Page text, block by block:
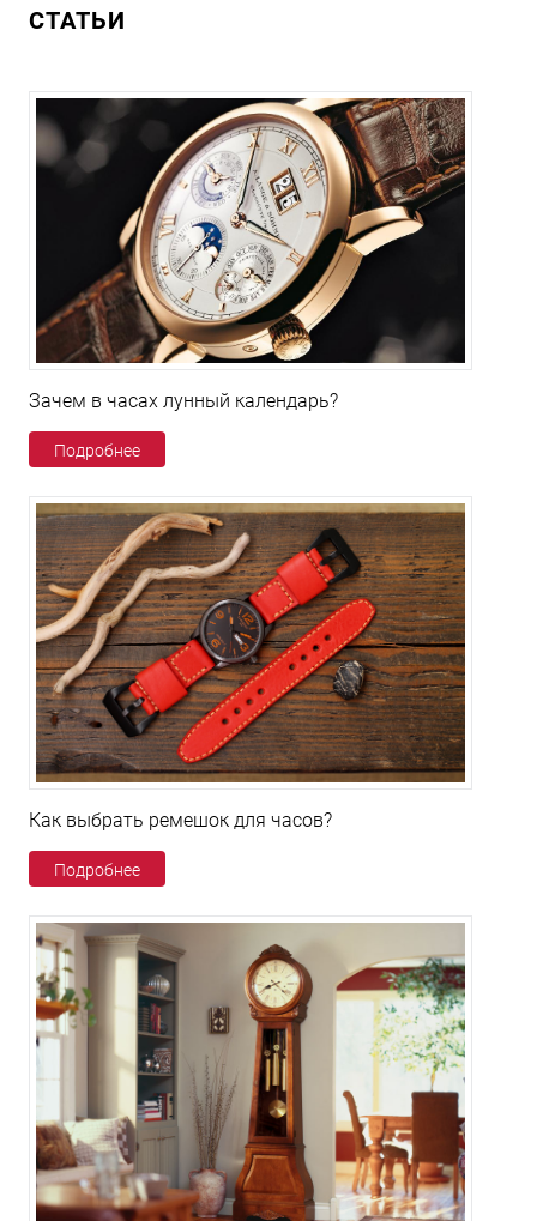
СТАТЬИ
Зачем в часах лунный календарь?
Подробнее
Как выбрать ремешок для часов?
Подробнее